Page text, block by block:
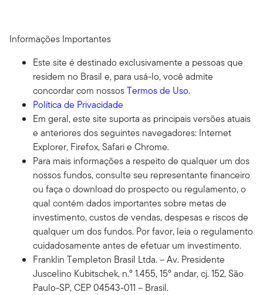
Informações Importantes
Este site é destinado exclusivamente a pessoas que
residem no Brasil e, para usá-lo, você admite
concordar com nossosTermos de Uso.
Política de Privacidade
Em geral, este site suporta as principais versões atuais
e anteriores dos seguintes navegadores: Internet
Explorer, Firefox, Safari e Chrome.
Para mais informações a respeito de qualquer um dos
nossos fundos, consulte seu representante financeiro
ou faça o download do prospecto ou regulamento, o
qual contém dados importantes sobre metas de
investimento, custos de vendas, despesas e riscos de
qualquer um dos fundos. Por favor, leia o regulamento
cuidadosamente antes de efetuar um investimento.
Franklin Templeton Brasil Ltda. – Av. Presidente
Juscelino Kubitschek, n.º 1.455, 15º andar, cj. 152, São
Paulo-SP, CEP 04543-011 – Brasil.